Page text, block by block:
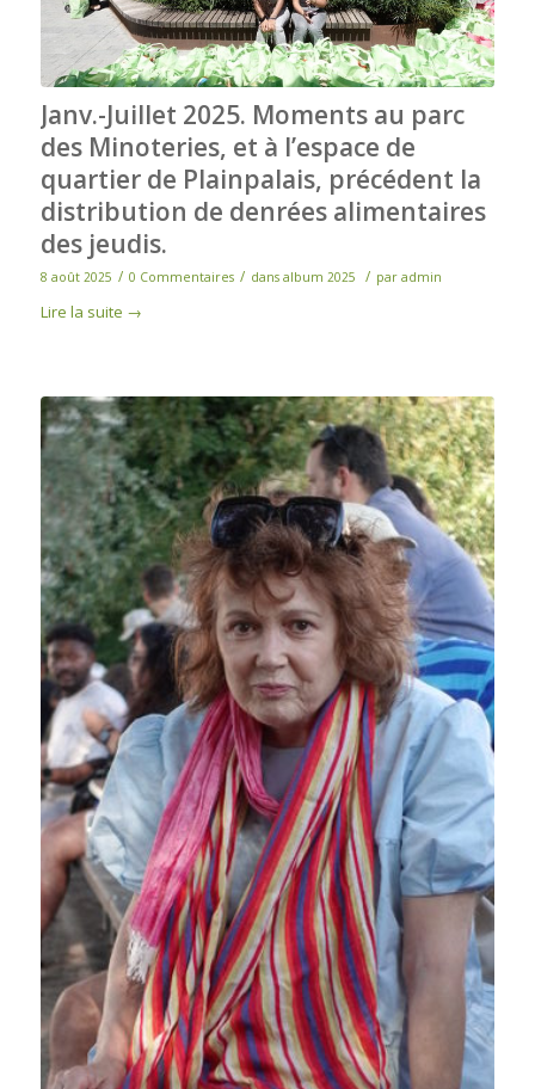
Janv.-Juillet 2025. Moments au parc
des Minoteries, et à l’espace de
quartier de Plainpalais, précédent la
distribution de denrées alimentaires
des jeudis.
8 août 2025 / 0 Commentaires / dans album 2025 / par admin
Lire la suite →